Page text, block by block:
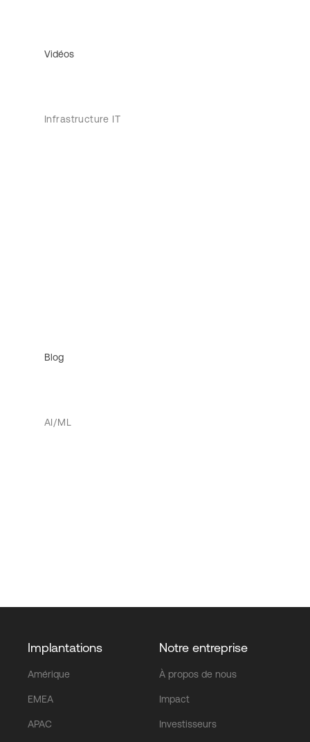
Vidéos
Infrastructure IT
Blog
AI/ML
Implantations
Amérique
EMEA
APAC
Notre entreprise
À propos de nous
Impact
Investisseurs